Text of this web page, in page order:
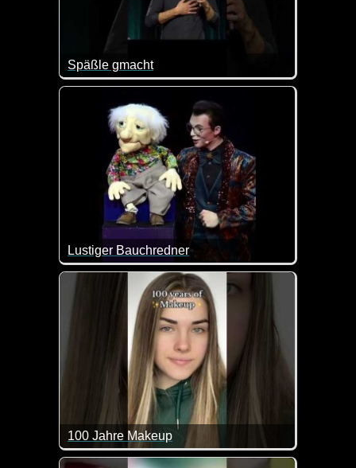
Späßle gmacht
Er hat einen guten Tipp für alle Männer ;-)
Lustiger Bauchredner
Bauchredner finde ich immer wieder faszinierend.
100 Jahre Makeup
So hat sich Makeup im Laufe der letzten